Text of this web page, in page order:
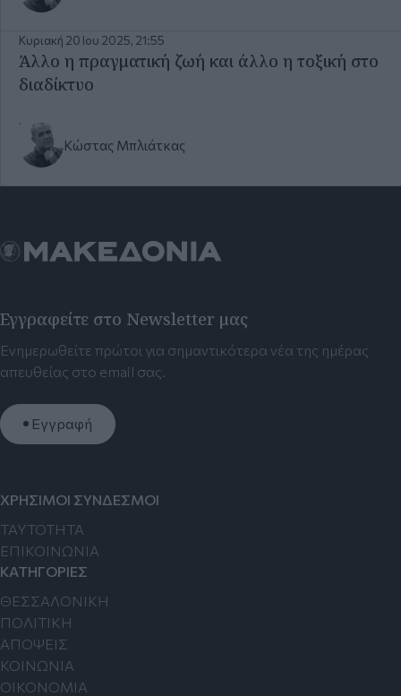
Κυριακή 20 Ιου 2025, 21:55
Άλλο η πραγματική ζωή και άλλο η τοξική στο
διαδίκτυο
Κώστας Μπλιάτκας
Εγγραφείτε στο Newsletter μας
Ενημερωθείτε πρώτοι για σημαντικότερα νέα της ημέρας
απευθείας στο email σας.
Εγγραφή
ΧΡΗΣΙΜΟΙ ΣΥΝΔΕΣΜΟΙ
TAYTOTHTA
ΕΠΙΚΟΙΝΩΝΙΑ
ΚΑΤΗΓΟΡΙΕΣ
ΘΕΣΣΑΛΟΝΙΚΗ
ΠΟΛΙΤΙΚΗ
ΑΠΟΨΕΙΣ
ΚΟΙΝΩΝΙΑ
ΟΙΚΟΝΟΜΙΑ